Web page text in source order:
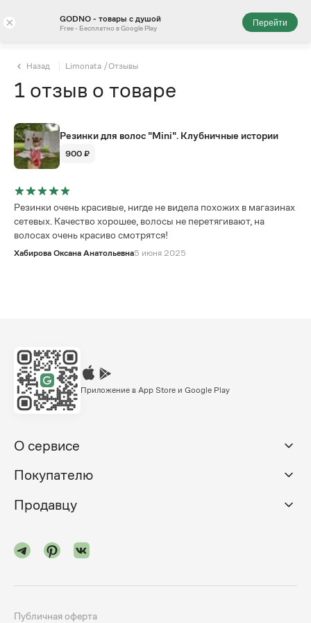
× GODNO - товары с душой
Free - Бесплатно в Google Play
Перейти
Назад Limonata /Отзывы
1 отзыв о товаре
Резинки для волос "Mini". Клубничные истории
900 ₽
Резинки очень красивые, нигде не видела похожих в магазинах
сетевых. Качество хорошее, волосы не перетягивают, на
волосах очень красиво смотрятся!
Хабирова Оксана Анатольевна5 июня 2025
Приложение в App Store и Google Play
О сервисе
Покупателю
Продавцу
Публичная оферта